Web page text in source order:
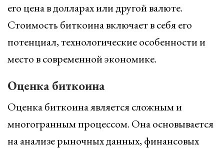
его цена в долларах или другой валюте.
Стоимость биткоина включает в себя его
потенциал, технологические особенности и
место в современной экономике.
Оценка биткоина
Оценка биткоина является сложным и
многогранным процессом. Она основывается
на анализе рыночных данных, финансовых